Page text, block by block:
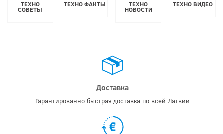
ТЕХНО
СОВЕТЫ
ТЕХНО ФАКТЫ ТЕХНО
НОВОСТИ
ТЕХНО ВИДЕО
Доставка
Гарантированно быстрая доставка по всей Латвии